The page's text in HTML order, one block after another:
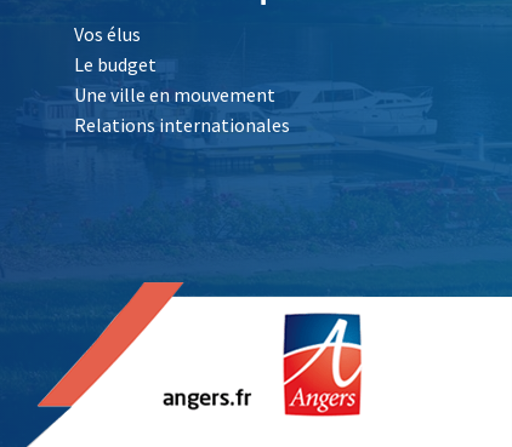
Vos élus
Le budget
Une ville en mouvement
Relations internationales
une nouvelle fenêtre